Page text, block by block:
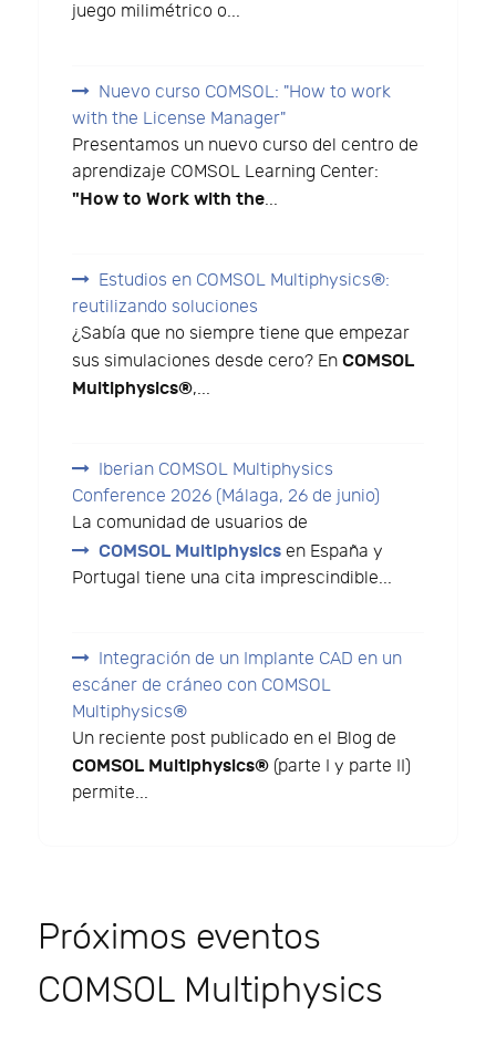
juego milimétrico o...
Nuevo curso COMSOL: "How to work
with the License Manager"
Presentamos un nuevo curso del centro de
aprendizaje COMSOL Learning Center:
"How to Work with the...
Estudios en COMSOL Multiphysics®:
reutilizando soluciones
¿Sabía que no siempre tiene que empezar
sus simulaciones desde cero? En COMSOL
Multiphysics®,...
Iberian COMSOL Multiphysics
Conference 2026 (Málaga, 26 de junio)
La comunidad de usuarios de
COMSOL Multiphysics en España y
Portugal tiene una cita imprescindible...
Integración de un Implante CAD en un
escáner de cráneo con COMSOL
Multiphysics®
Un reciente post publicado en el Blog de
COMSOL Multiphysics® (parte I y parte II)
permite...
Próximos eventos
COMSOL Multiphysics